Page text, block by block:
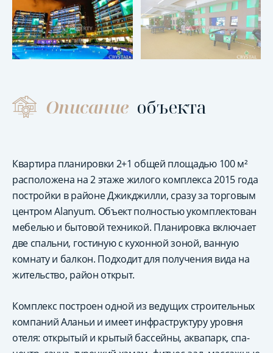
Описание объекта
Квартира планировки 2+1 общей площадью 100 м²
расположена на 2 этаже жилого комплекса 2015 года
постройки в районе Джикджилли, сразу за торговым
центром Alanyum. Объект полностью укомплектован
мебелью и бытовой техникой. Планировка включает
две спальни, гостиную с кухонной зоной, ванную
комнату и балкон. Подходит для получения вида на
жительство, район открыт.
Комплекс построен одной из ведущих строительных
компаний Аланьи и имеет инфраструктуру уровня
отеля: открытый и крытый бассейны, аквапарк, спа-